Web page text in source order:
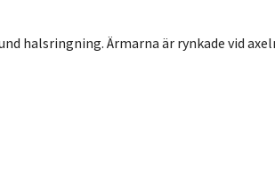
halsringning. Ärmarna är rynkade vid